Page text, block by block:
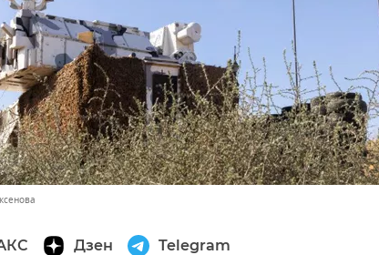
Дзен Telegram